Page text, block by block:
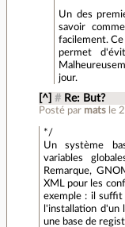
Un des
savoir
facilement.
permet
jour.
[^] # Re: But?
Posté par mats le
*/
Un système
variables
Remarque,
XML pour les
exemple : il suffit
l'installation d'un
une base de